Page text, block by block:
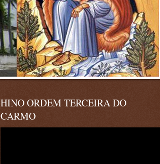
HINO ORDEM TERCEIRA DO
CARMO